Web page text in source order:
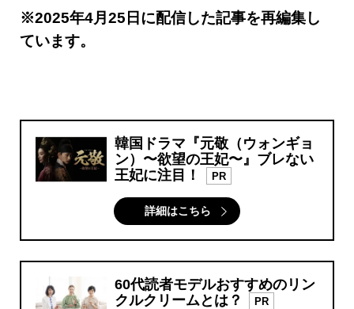
※2025年4月25日に配信した記事を再編集し
ています。
韓国ドラマ『元敬（ウォンギョ
ン）〜欲望の王妃〜』ブレない
王妃に注目！
PR
詳細はこちら
60代読者モデルおすすめのリン
クルクリームとは？
PR